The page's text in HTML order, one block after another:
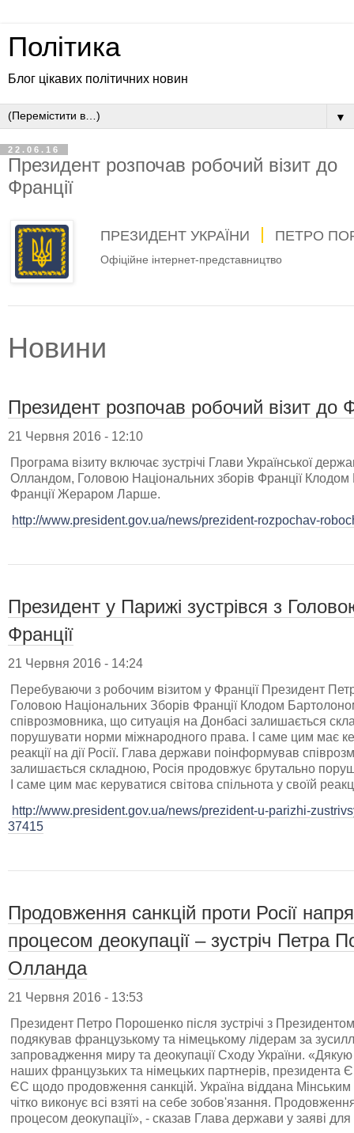
Політика
Блог цікавих політичних новин
▼
22.06.16
Президент розпочав робочий візит до
Франції
ПРЕЗИДЕНТ УКРАЇНИ ПЕТРО
Офіційне інтернет-представництво
Новини
Президент розпочав робочий візит до
21 Червня 2016 - 12:10
Програма візиту включає зустрічі Глави Української
Олландом, Головою Національних зборів Франції
Франції Жераром Ларше.
http://www.president.gov.ua/news/prezident-rozpochav-
Президент у Парижі зустрівся з
Франції
21 Червня 2016 - 14:24
Перебуваючи з робочим візитом у Франції Президент
Головою Національних Зборів Франції Клодом
співрозмовника, що ситуація на Донбасі залишається
порушувати норми міжнародного права. І саме цим має
реакції на дії Росії. Глава держави поінформував
залишається складною, Росія продовжує брутально
І саме цим має керуватися світова спільнота у своїй
http://www.president.gov.ua/news/prezident-u-parizhi-
37415
Продовження санкцій проти Росії
процесом деокупації – зустріч Петра
Олланда
21 Червня 2016 - 13:53
Президент Петро Порошенко після зустрічі з
подякував французькому та німецькому лідерам за
запровадження миру та деокупації Сходу України. «Дякую
наших французьких та німецьких партнерів, президента
ЄС щодо продовження санкцій. Україна віддана
чітко виконує всі взяті на себе зобов'язання.
процесом деокупації», - сказав Глава держави у заяві